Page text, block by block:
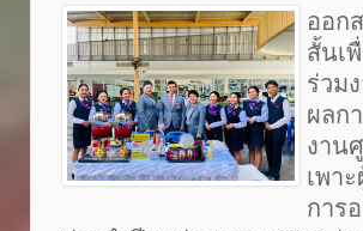
ออก
สั้นเ
ร่วม
ผลก
งาน
เพา
การ